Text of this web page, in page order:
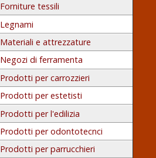
Forniture tessili
Legnami
Materiali e attrezzature
Negozi di ferramenta
Prodotti per carrozzieri
Prodotti per estetisti
Prodotti per l'edilizia
Prodotti per odontotecnci
Prodotti per parrucchieri